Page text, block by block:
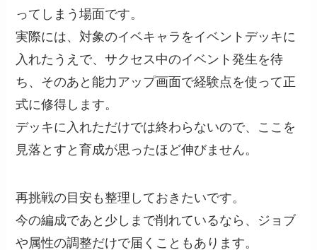
ってしまう場面です。
実際には、対象のイベキャラをイベントデッキに
入れたうえで、サクセス中のイベント発生を待
ち、そのあと能力アップ画面で経験点を使って正
式に修得します。
デッキに入れただけでは終わらないので、ここを
見落とすと育成が思ったほど伸びません。
再挑戦の目安も整理しておきたいです。
今の編成であと少しまで削れているなら、ジョブ
や属性の調整だけで届くこともあります。